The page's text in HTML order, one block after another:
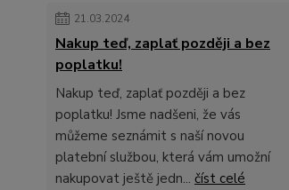
21.03.2024
Nakup teď, zaplať později a bez
poplatku!
Nakup teď, zaplať později a bez
poplatku! Jsme nadšeni, že vás
můžeme seznámit s naší novou
platební službou, která vám umožní
nakupovat ještě jedn... číst celé